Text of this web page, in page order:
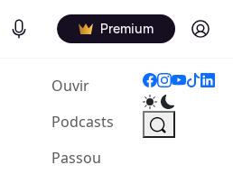
Podcasts Premium Log in
Ouvir(current)
Podcasts
Passou